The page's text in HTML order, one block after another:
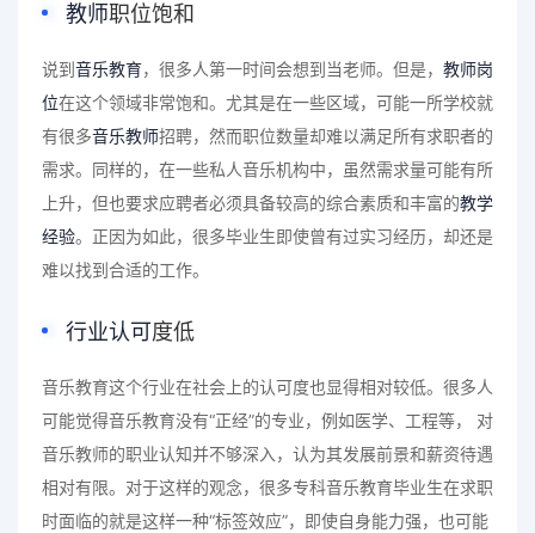
教师职位饱和
说到音乐教育，很多人第一时间会想到当老师。但是， 教师岗
位在这个领域非常饱和。尤其是在一些区域，可能一所学校就
有很多音乐教师招聘，然而职位数量却难以满足所有求职者的
需求。同样的，在一些私人音乐机构中，虽然需求量可能有所
上升，但也要求应聘者必须具备较高的综合素质和丰富的教学
经验。正因为如此，很多毕业生即使曾有过实习经历，却还是
难以找到合适的工作。
行业认可度低
音乐教育这个行业在社会上的认可度也显得相对较低。很多人
可能觉得音乐教育没有“正经”的专业，例如医学、工程等， 对
音乐教师的职业认知并不够深入，认为其发展前景和薪资待遇
相对有限。对于这样的观念，很多专科音乐教育毕业生在求职
时面临的就是这样一种“标签效应”，即使自身能力强，也可能